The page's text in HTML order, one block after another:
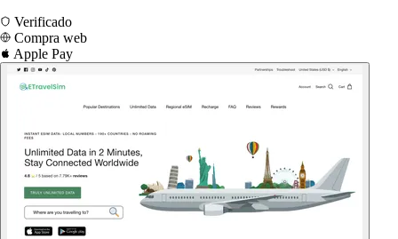
Verificado
Compra web
Apple Pay